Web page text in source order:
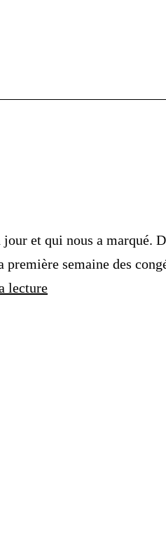
et qui nous a marqué.
semaine des
lectureLe